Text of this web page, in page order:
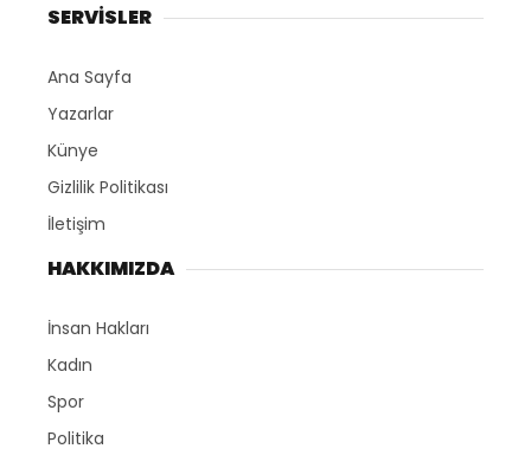
SERVİSLER
Ana Sayfa
Yazarlar
Künye
Gizlilik Politikası
İletişim
HAKKIMIZDA
İnsan Hakları
Kadın
Spor
Politika